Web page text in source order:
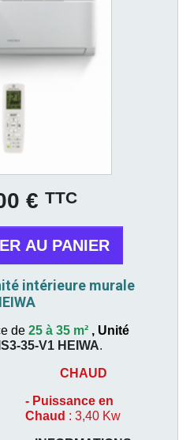
€ TTC
AU PANIER
intérieure murale
de 25 à 35 m² , Unité
35-V1 HEIWA.
CHAUD
- Puissance en
Chaud : 3,40 Kw